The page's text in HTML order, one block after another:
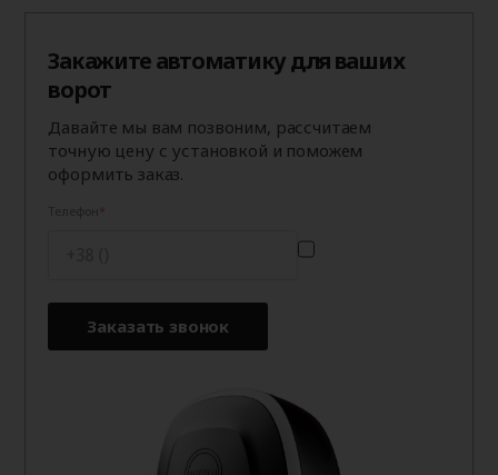
Закажите автоматику для ваших
ворот
Давайте мы вам позвоним, рассчитаем
точную цену с установкой и поможем
оформить заказ.
Заказать звонок